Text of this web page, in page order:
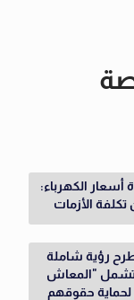
أسعار الكهرباء:
الأزمات
رؤية شاملة
تشمل "المعاش
لحماية حقوقهم